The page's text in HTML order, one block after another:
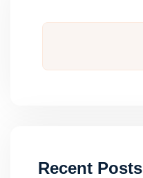
Tìm
Recent Posts